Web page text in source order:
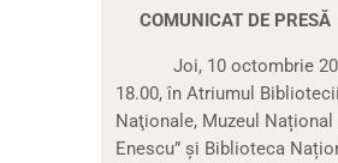
COMUNICAT DE PRESĂ
Joi, 10 octombrie
18.00, în Atriumul Bibliotecii
Naţionale, Muzeul Național
Enescu” și Biblioteca